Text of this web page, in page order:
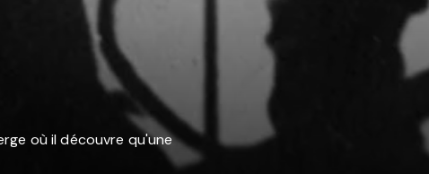
où il découvre qu'une